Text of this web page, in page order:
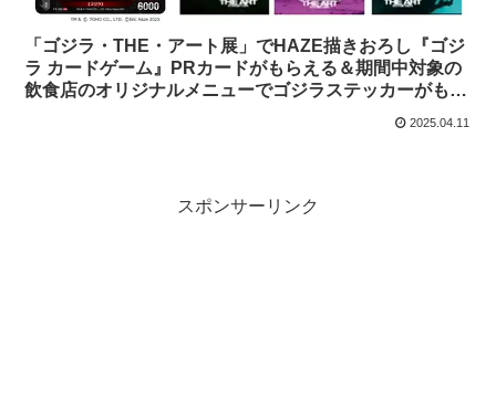
「ゴジラ・THE・アート展」でHAZE描きおろし『ゴジ
ラ カードゲーム』PRカードがもらえる＆期間中対象の
飲食店のオリジナルメニューでゴジラステッカーがもら
2025.04.11
スポンサーリンク